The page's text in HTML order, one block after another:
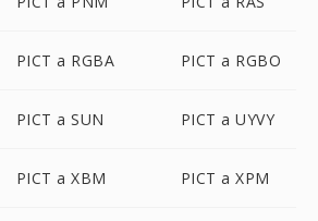
PICT a RGBA PICT a RGBO
PICT a SUN PICT a UYVY
PICT a XBM PICT a XPM